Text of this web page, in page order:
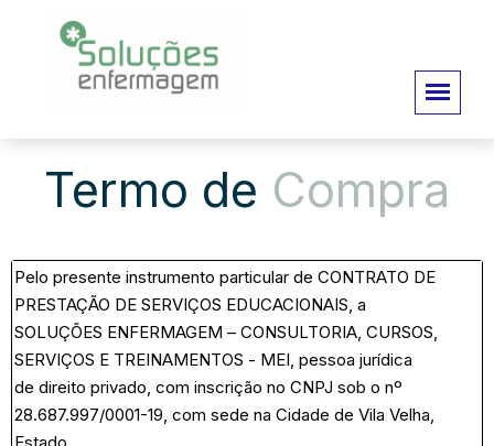
Termo de Compra